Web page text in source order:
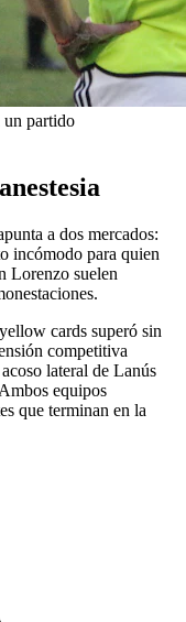
un partido
a dos mercados:
incómodo para quien
Lorenzo suelen
cards superó sin
competitiva
lateral de Lanús
equipos
que terminan en la